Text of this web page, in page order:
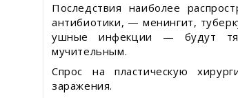
Последствия наиболее
антибиотики, — менингит,
ушные инфекции — будут
мучительным.
Спрос на пластическую
заражения.